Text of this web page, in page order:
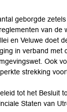
geborgde
van
en Veluwe doet
in verband
Ook
strekking
tot het Besluit
Staten van